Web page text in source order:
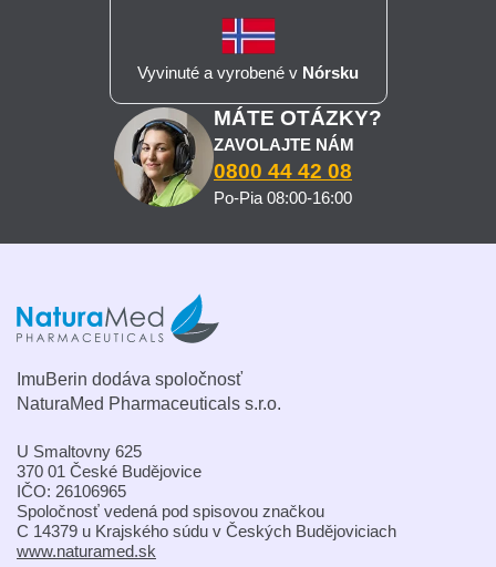
Vyvinuté a vyrobené v Nórsku
MÁTE OTÁZKY?
ZAVOLAJTE NÁM
0800 44 42 08
Po-Pia 08:00-16:00
ImuBerin dodáva spoločnosť
NaturaMed Pharmaceuticals s.r.o.
U Smaltovny 625
370 01 České Budějovice
IČO: 26106965
Spoločnosť vedená pod spisovou značkou
C 14379 u Krajského súdu v Českých Budějoviciach
www.naturamed.sk